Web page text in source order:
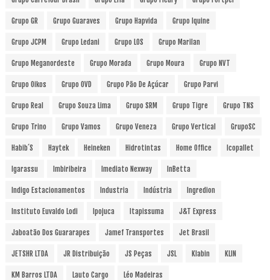
Grupo GR Grupo Guaraves Grupo Hapvida Grupo Iquine
Grupo JCPM Grupo Ledani Grupo LOS Grupo Marilan
Grupo Meganordeste Grupo Morada Grupo Moura Grupo NVT
Grupo Oikos Grupo OVD Grupo Pão De Açúcar Grupo Parvi
Grupo Real Grupo Souza Lima Grupo SRM Grupo Tigre Grupo TNS
Grupo Trino Grupo Vamos Grupo Veneza Grupo Vertical GrupoSC
Habib´s Haytek Heineken Hidrotintas Home Office Icopallet
Igarassu Imbiribeira Imediato Nexway InBetta
Indigo Estacionamentos Industria Indústria Ingredion
Instituto Euvaldo Lodi Ipojuca Itapissuma J&T Express
Jaboatão Dos Guararapes Jamef Transportes Jet Brasil
JETSHR LTDA JR Distribuição JS Peças JSL Klabin KLIN
KM Barros LTDA Lauto Cargo Léo Madeiras